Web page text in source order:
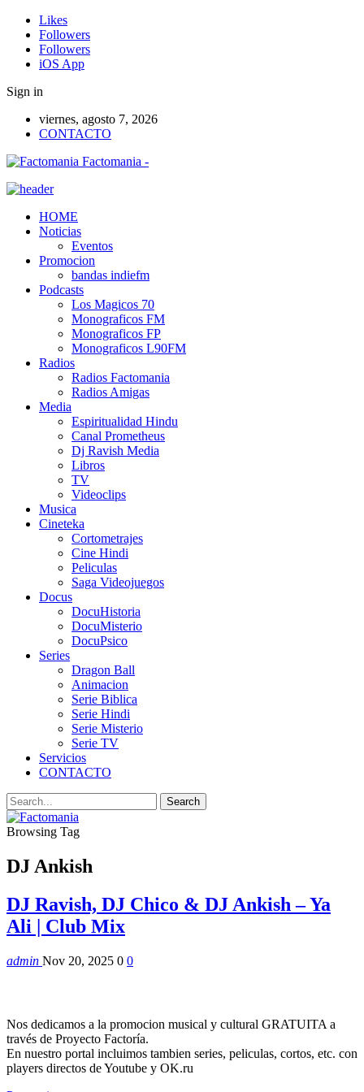
Likes
Followers
Followers
iOS App
Sign in
viernes, agosto 7, 2026
CONTACTO
Factomania -
HOME
Noticias
Eventos
Promocion
bandas indiefm
Podcasts
Los Magicos 70
Monograficos FM
Monograficos FP
Monograficos L90FM
Radios
Radios Factomania
Radios Amigas
Media
Espiritualidad Hindu
Canal Prometheus
Dj Ravish Media
Libros
TV
Videoclips
Musica
Cineteka
Cortometrajes
Cine Hindi
Peliculas
Saga Videojuegos
Docus
DocuHistoria
DocuMisterio
DocuPsico
Series
Dragon Ball
Animacion
Serie Biblica
Serie Hindi
Serie Misterio
Serie TV
Servicios
CONTACTO
Browsing Tag
DJ Ankish
DJ Ravish, DJ Chico & DJ Ankish – Ya
Ali | Club Mix
admin Nov 20, 2025 0 0
Nos dedicamos a la promocion musical y cultural GRATUITA a
través de Proyecto Factoría.
En nuestro portal incluimos tambien series, peliculas, cortos, etc. con
players directos de Youtube y OK.ru